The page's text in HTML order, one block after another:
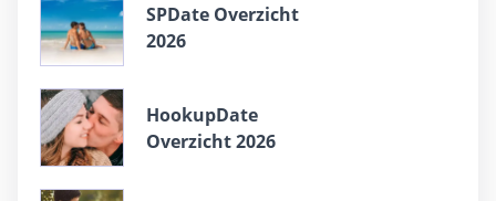
SPDate Overzicht
2026
HookupDate
Overzicht 2026